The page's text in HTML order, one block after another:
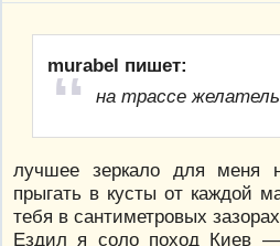
murabel пишет:
на трассе
лучшее зеркало для
прыгать в кусты от каждой
тебя в сантиметровых
Ездил я соло поход Киев —